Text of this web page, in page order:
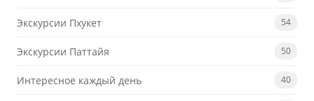
Экскурсии Пхукет 54
Экскурсии Паттайя 50
Интересное каждый день 40